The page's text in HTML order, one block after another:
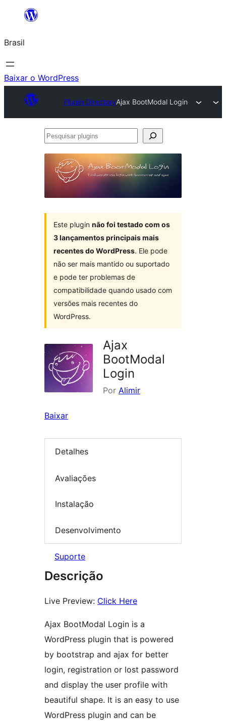
o
conteúdo
Brasil
Baixar o WordPress
Plugin DirectoryAjax BootModal Login
Pesquisar
Este plugin não foi testado com os
3 lançamentos principais mais
recentes do WordPress. Ele pode
não ser mais mantido ou suportado
e pode ter problemas de
compatibilidade quando usado com
versões mais recentes do
WordPress.
Ajax
BootModal
Login
Por Alimir
Baixar
Detalhes
Avaliações
Instalação
Desenvolvimento
Suporte
Descrição
Live Preview: Click Here
Ajax BootModal Login is a
WordPress plugin that is powered
by bootstrap and ajax for better
login, registration or lost password
and display the user profile with
beautiful shape. It is an easy to use
WordPress plugin and can be